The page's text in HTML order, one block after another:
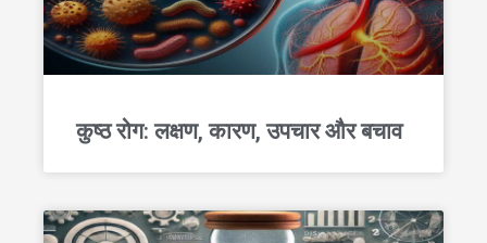
कुष्ठ रोग: लक्षण, कारण, उपचार और बचाव